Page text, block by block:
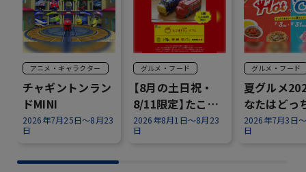
アニメ・キャラクター
チャギントンラン
ドMINI
2026年7月25日～8月23
日
グルメ・フード
【8月の土日祝・
8/11限定】たこ焼
き×チャギントン
✨
2026年8月1日～8月23
日
グルメ・フード
夏グルメ
なたはどっ
ぶ？『Hot
Cool』～
2026年7月3日
日